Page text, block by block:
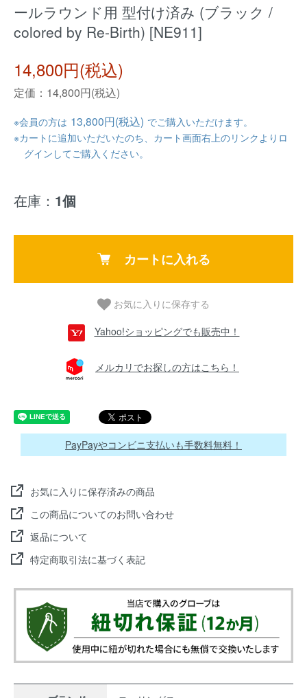
ールラウンド用 型付け済み (ブラック /
colored by Re-Birth) [NE911]
14,800円(税込)
定価：14,800円(税込)
※会員の方は 13,800円(税込) でご購入いただけます。
※カートに追加いただいたのち、カート画面右上のリンクよりロ
グインしてご購入ください。
在庫： 1個
カートに入れる
お気に入りに保存する
Yahoo!ショッピングでも販売中！
メルカリでお探しの方はこちら！
PayPayやコンビニ支払いも手数料無料！
お気に入りに保存済みの商品
この商品についてのお問い合わせ
返品について
特定商取引法に基づく表記